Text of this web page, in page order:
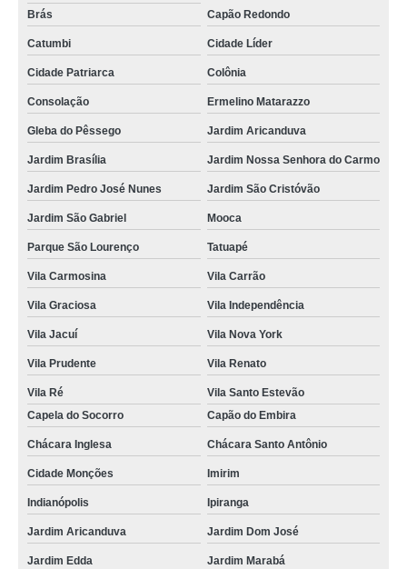
Brás
Capão Redondo
Catumbi Cidade Líder
Cidade Patriarca Colônia
Consolação Ermelino Matarazzo
Gleba do Pêssego Jardim Aricanduva
Jardim Brasília Jardim Nossa Senhora do Carmo
Jardim Pedro José Nunes Jardim São Cristóvão
Jardim São Gabriel Mooca
Parque São Lourenço Tatuapé
Vila Carmosina Vila Carrão
Vila Graciosa Vila Independência
Vila Jacuí Vila Nova York
Vila Prudente Vila Renato
Vila Ré
Vila Santo Estevão
Capela do Socorro
Capão do Embira
Chácara Inglesa Chácara Santo Antônio
Cidade Monções Imirim
Indianópolis Ipiranga
Jardim Aricanduva Jardim Dom José
Jardim Edda Jardim Marabá